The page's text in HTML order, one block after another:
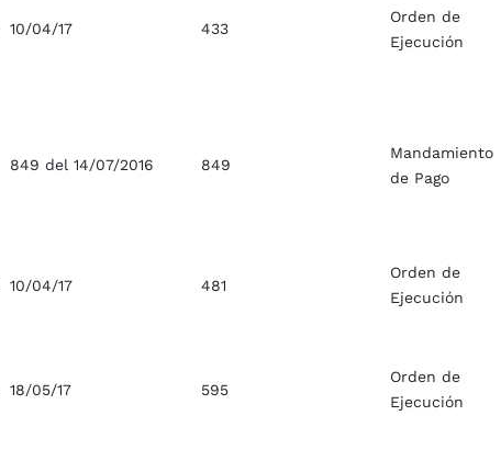
10/04/17 433
Orden de
Ejecución
849 del 14/07/2016 849
Mandamiento
de Pago
10/04/17 481
Orden de
Ejecución
18/05/17 595
Orden de
Ejecución